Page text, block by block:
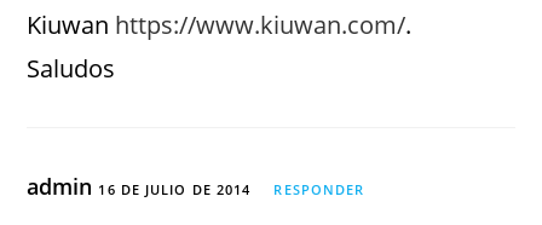
Kiuwan https://www.kiuwan.com/.
Saludos
admin 16 DE JULIO DE 2014 RESPONDER